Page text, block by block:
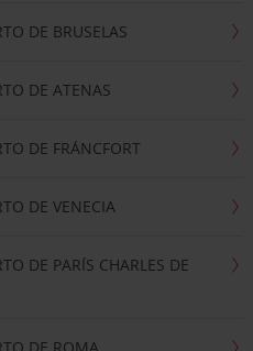
DE BRUSELAS
DE ATENAS
DE FRÁNCFORT
DE VENECIA
DE PARÍS CHARLES DE